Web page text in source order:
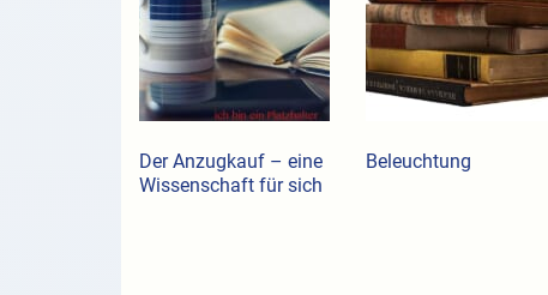
Der Anzugkauf ­– eine
Wissenschaft für sich
Beleuchtung